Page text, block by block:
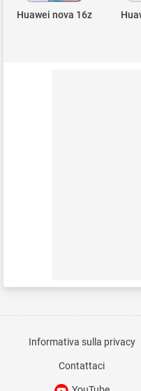
Huawei nova 16z
Informativa sulla privacy
Contattaci